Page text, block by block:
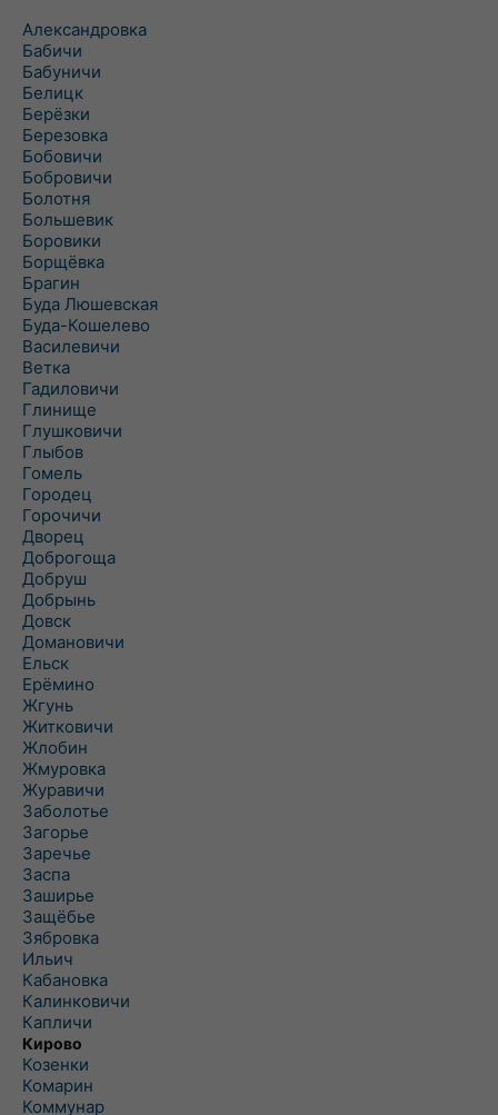
Александровка
Бабичи
Бабуничи
Белицк
Берёзки
Березовка
Бобовичи
Бобровичи
Болотня
Большевик
Боровики
Борщёвка
Брагин
Буда Люшевская
Буда-Кошелево
Василевичи
Ветка
Гадиловичи
Глинище
Глушковичи
Глыбов
Гомель
Городец
Горочичи
Дворец
Доброгоща
Добруш
Добрынь
Довск
Домановичи
Ельск
Ерёмино
Жгунь
Житковичи
Жлобин
Жмуровка
Журавичи
Заболотье
Загорье
Заречье
Заспа
Заширье
Защёбье
Зябровка
Ильич
Кабановка
Калинковичи
Капличи
Кирово
Козенки
Комарин
Коммунар